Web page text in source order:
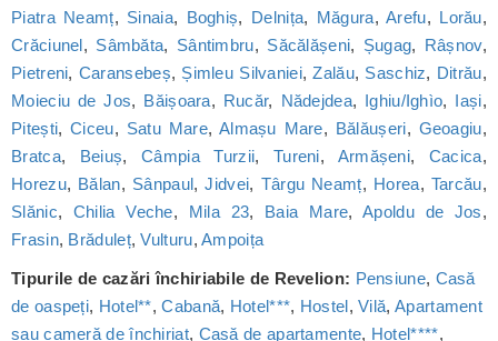
Piatra Neamț, Sinaia, Boghiș, Delnița, Măgura,Arefu, Lorău,
Crăciunel, Sâmbăta, Sântimbru, Săcălășeni, Șugag, Râșnov,
Pietreni, Caransebeș, Șimleu Silvaniei,Zalău, Saschiz, Ditrău,
Moieciu de Jos, Băișoara, Rucăr, Nădejdea, Ighiu/Ighìo, Iași,
Pitești,Ciceu, Satu Mare, Almașu Mare, Bălăușeri, Geoagiu,
Bratca, Beiuș, Câmpia Turzii, Tureni, Armășeni, Cacica,
Horezu, Bălan, Sânpaul,Jidvei, Târgu Neamț, Horea, Tarcău,
Slănic, Chilia Veche, Mila 23, Baia Mare,Apoldu de Jos,
Frasin, Brăduleț,Vulturu,Ampoița
Tipurile de cazări închiriabile de Revelion: Pensiune, Casă
de oaspeți, Hotel**,Cabană, Hotel***, Hostel,Vilă, Apartament
sau cameră de închiriat, Casă de apartamente, Hotel****,